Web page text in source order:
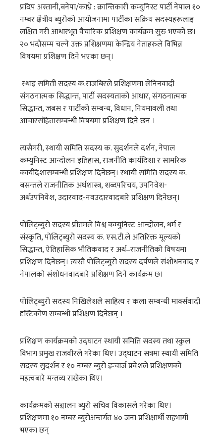
प्रदिप अस्तानी,बनेपा/काभ्रे : क्रान्तिकारी कम्युनिस्ट पार्टी नेपाल १०
नम्बर क्षेत्रीय ब्युरोको आयोजनामा पार्टीका सक्रिय सदस्यहरूलाइ
लक्षित गरी आधारभूत वैचारिक प्रशिक्षण कार्यक्रम सुरु भएको छ।
२० भदौसम्म चल्ने उक्त प्रशिक्षणमा केन्द्रिय नेताहरुले विभिन्न
विषयमा प्रशिक्षण दिने भएका छन्।
स्थाइ समिती सदस्य क.राजबिरले प्रशिक्षणमा लेनिनवादी
संगठनात्मक सिद्धान्त, पार्टी सदस्यताको आधार, संगठनात्मक
सिद्धान्त, जबस र पार्टीको सम्बन्ध, विधान, नियमावली तथा
आचारसंहितासम्बन्धी विषयमा प्रशिक्षण दिने छन ।
त्यसैगरी, स्थायी समिति सदस्य क. सुदर्शनले दर्शन, नेपाल
कम्युनिस्ट आन्दोलन इतिहास, राजनीति कार्यदिशा र सामरिक
कार्यदिशासम्बन्धी प्रशिक्षण दिनेछन्। स्थायी समिति सदस्य क.
बसन्तले राजनीतिक अर्थशास्त्र, शब्दपरिचय, उपनिवेश-
अर्धउपनिवेश, उदारवाद-नवउदारवादबारे प्रशिक्षण दिनेछन्।
पोलिट्ब्युरो सदस्य प्रीतमले विश्व कम्युनिस्ट आन्दोलन, धर्म र
संस्कृति, पोलिट्ब्युरो सदस्य क. एस.टी.ले अतिरिक्त मूल्यको
सिद्धान्त, ऐतिहासिक भौतिकवाद र अर्थ–राजनीतिको विषयमा
प्रशिक्षण दिनेछन्। त्यस्तै पोलिट्ब्युरो सदस्य दर्पणले संशोधनवाद र
नेपालको संशोधनवादबारे प्रशिक्षण दिने कार्यक्रम छ।
पोलिट्ब्युरो सदस्य निखिलेशले साहित्य र कला सम्बन्धी मार्क्सवादी
दृस्टिकोण सम्बन्धी प्रशिक्षण दिनेछन् ।
प्रशिक्षण कार्यक्रमको उद्घाटन स्थायी समिति सदस्य तथा स्कुल
विभाग प्रमुख राजवीरले गरेका थिए। उद्घाटन सत्रमा स्थायी समिति
सदस्य सुदर्शन र १० नम्बर ब्युरो इन्चार्ज प्रवेशले प्रशिक्षणको
महत्वबारे मन्तव्य राखेका थिए।
कार्यक्रमको सञ्चालन ब्युरो सचिव विकासले गरेका थिए।
प्रशिक्षणमा १० नम्बर ब्युरोअन्तर्गत ४० जना प्रशिक्षार्थी सहभागी
भएका छन्